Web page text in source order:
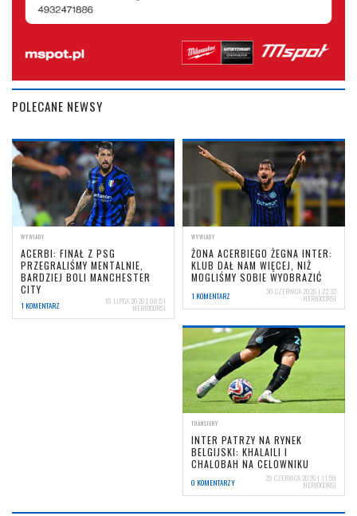
POLECANE NEWSY
WYWIADY
ACERBI: FINAŁ Z PSG
PRZEGRALIŚMY MENTALNIE,
BARDZIEJ BOLI MANCHESTER
CITY
1 KOMENTARZ 10 LIPCA 2026 | 08:51
NERIOCORSI
WYWIADY
ŻONA ACERBIEGO ŻEGNA INTER:
KLUB DAŁ NAM WIĘCEJ, NIŻ
MOGLIŚMY SOBIE WYOBRAZIĆ
1 KOMENTARZ 30 CZERWCA 2026 | 22:32
NERIOCORSI
TRANSFERY
INTER PATRZY NA RYNEK
BELGIJSKI: KHALAILI I
CHALOBAH NA CELOWNIKU
0 KOMENTARZY 29 CZERWCA 2026 | 11:59
NERIOCORSI